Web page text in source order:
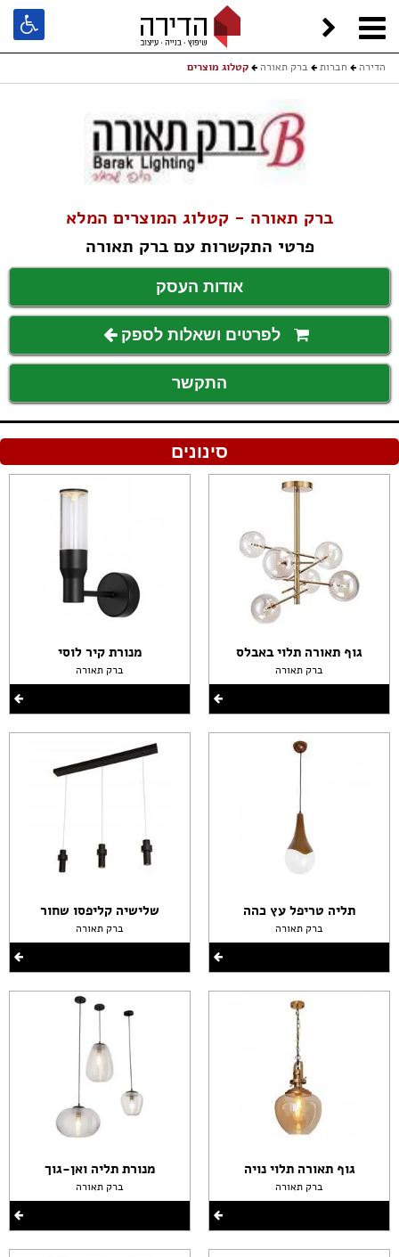
הדירה חברות ברק תאורה קטלוג מוצרים
ברק תאורה - קטלוג המוצרים המלא
פרטי התקשרות עם ברק תאורה
אודות העסק
לפרטים ושאלות לספק
התקשר
סינונים
גוף תאורה תלוי באבלס
ברק תאורה
תליה טריפל עץ כהה
ברק תאורה
גוף תאורה תלוי נויה
ברק תאורה
מנורת קיר לוסי
ברק תאורה
שלישיה קליפסו שחור
ברק תאורה
מנורת תליה ואן-גוך
ברק תאורה